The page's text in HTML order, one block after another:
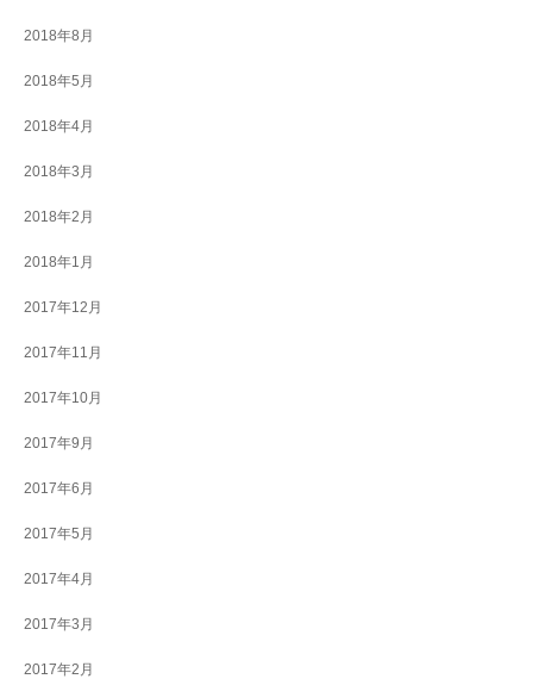
2018年8月
2018年5月
2018年4月
2018年3月
2018年2月
2018年1月
2017年12月
2017年11月
2017年10月
2017年9月
2017年6月
2017年5月
2017年4月
2017年3月
2017年2月